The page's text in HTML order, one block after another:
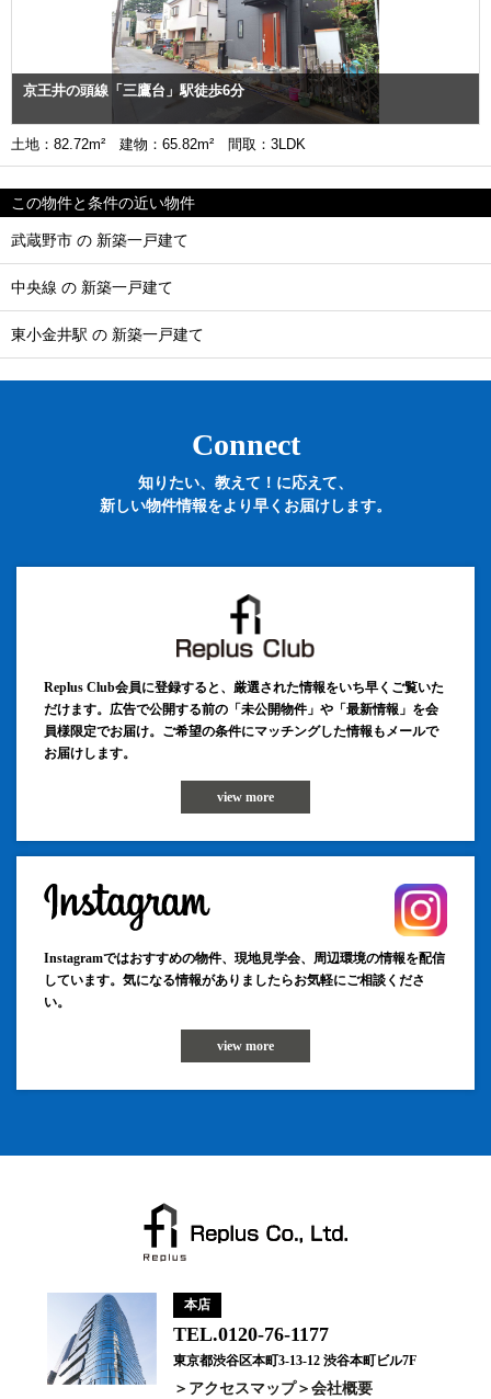
京王井の頭線「三鷹台」駅徒歩6分
土地：82.72m² 建物：65.82m² 間取：3LDK
この物件と条件の近い物件
武蔵野市 の 新築一戸建て
中央線 の 新築一戸建て
東小金井駅 の 新築一戸建て
Connect
知りたい、教えて！に応えて、
新しい物件情報をより早くお届けします。
Replus Club会員に登録すると、厳選された情報をいち早くご覧いた
だけます。広告で公開する前の「未公開物件」や「最新情報」を会
員様限定でお届け。ご希望の条件にマッチングした情報もメールで
お届けします。
view more
Instagramではおすすめの物件、現地見学会、周辺環境の情報を配信
しています。気になる情報がありましたらお気軽にご相談くださ
い。
view more
本店
TEL.0120-76-1177
東京都渋谷区本町3-13-12 渋谷本町ビル7F
アクセスマップ 会社概要